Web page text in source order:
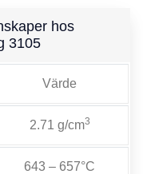
hos
3105
Värde
2.71 g/cm3
643 – 657°C